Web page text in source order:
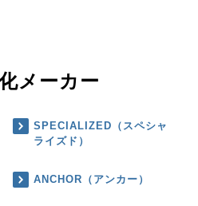
メーカー
SPECIALIZED（スペシャ
ライズド）
ANCHOR（アンカー）